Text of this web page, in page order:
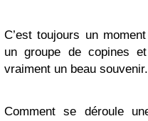
C’est toujours un
un groupe de copines
vraiment un beau souvenir.
Comment se déroule